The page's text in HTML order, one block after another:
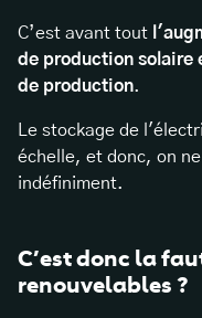
C’est avant tout
de production solaire
de production.
Le stockage de
échelle, et donc, on
indéfiniment.
C’est donc la
renouvelables ?